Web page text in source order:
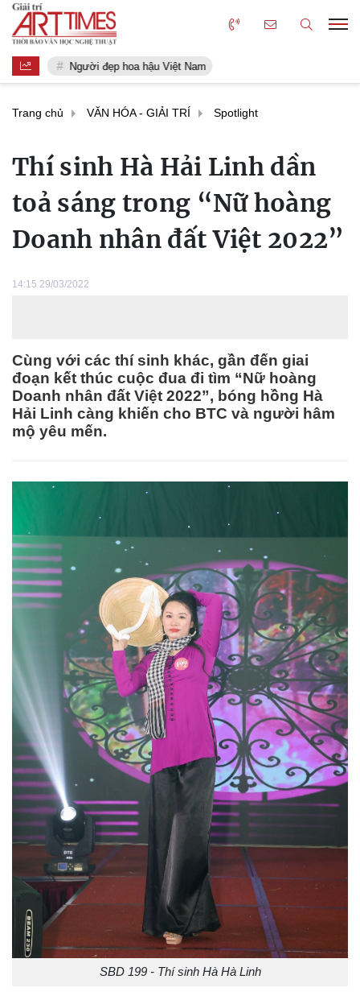
Người đẹp hoa hậu Việt Nam
Trang chủ VĂN HÓA - GIẢI TRÍ Spotlight
Thí sinh Hà Hải Linh dần
toả sáng trong “Nữ hoàng
Doanh nhân đất Việt 2022”
14:15 29/03/2022
Cùng với các thí sinh khác, gần đến giai
đoạn kết thúc cuộc đua đi tìm “Nữ hoàng
Doanh nhân đất Việt 2022”, bóng hồng Hà
Hải Linh càng khiến cho BTC và người hâm
mộ yêu mến.
SBD 199 - Thí sinh Hà Hà Linh